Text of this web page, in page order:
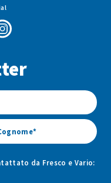
di
da Fresco e Vario: